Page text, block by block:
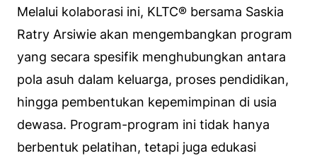
Melalui kolaborasi ini, KLTC® bersama Saskia
Ratry Arsiwie akan mengembangkan program
yang secara spesifik menghubungkan antara
pola asuh dalam keluarga, proses pendidikan,
hingga pembentukan kepemimpinan di usia
dewasa. Program-program ini tidak hanya
berbentuk pelatihan, tetapi juga edukasi